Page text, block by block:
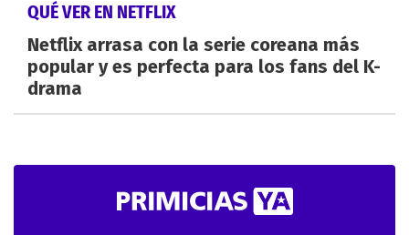
QUÉ VER EN NETFLIX
Netflix arrasa con la serie coreana más
popular y es perfecta para los fans del K-
drama